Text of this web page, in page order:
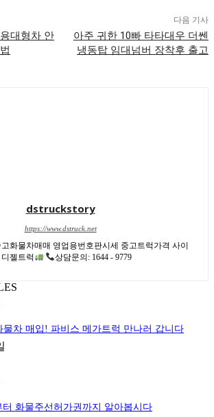
대형차 안
다음 기사
아주 귀한 10빠 타타대우 더쎈
냉동탑 임대넘버 장착후 출고
dstruckstory
https://www.dstruck.net
화물차매매 영업용번호판시세 중고트럭가격 사이
디젤트럭
상담문의: 1644 - 9779
물차 매입! 파비스 메가트럭 만나러 갑니다
화물주선허가권까지 알아봅시다